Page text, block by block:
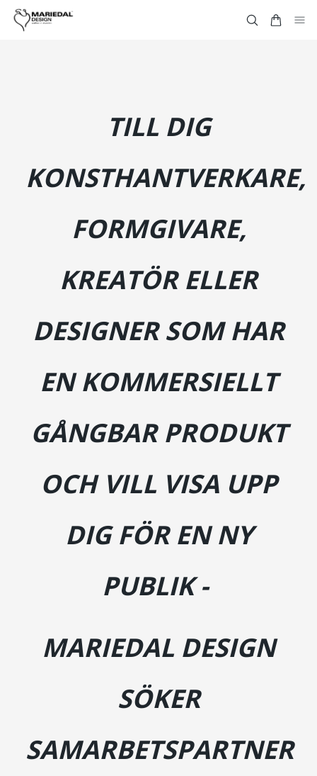
TILL DIG
KONSTHANTVERKARE,
FORMGIVARE,
KREATÖR ELLER
DESIGNER SOM HAR
EN KOMMERSIELLT
GÅNGBAR PRODUKT
OCH VILL VISA UPP
DIG FÖR EN NY
PUBLIK-
MARIEDAL DESIGN
SÖKER
SAMARBETSPARTNER